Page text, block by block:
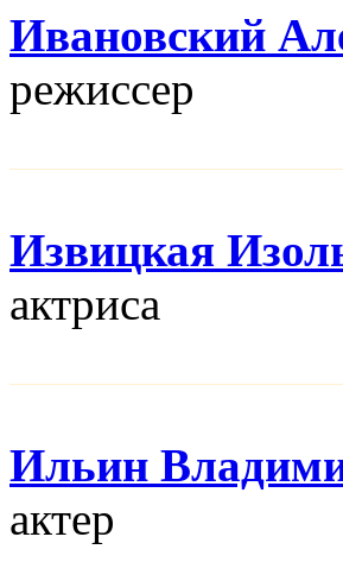
Ивановский
режисcер
Извицкая
актриса
Ильин
актер